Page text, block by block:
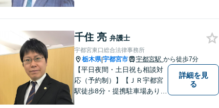
識し、常に誠実で真摯な対応
を心掛けています。【南宇都
宮駅5分】
千住 亮 弁護士
宇都宮東口総合法律事務所
栃木県|宇都宮市 宇都宮駅 から徒歩7分
【平日夜間・土日祝も相談対
応（予約制）】【ＪＲ宇都宮
駅徒歩8分・提携駐車場あり】
詳細を見
る